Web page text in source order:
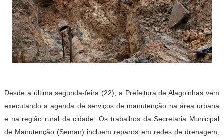
Desde a última segunda-feira (22), a Prefeitura de Alagoinhas vem
executando a agenda de serviços de manutenção na área urbana
e na região rural da cidade. Os trabalhos da Secretaria Municipal
de Manutenção (Seman) incluem reparos em redes de drenagem,